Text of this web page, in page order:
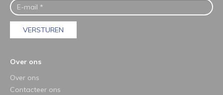
VERSTUREN
Over ons
Over ons
Contacteer ons